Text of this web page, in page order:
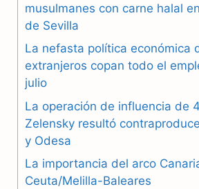
b
o
o
g
a
s
p
musulmanes con carne halal
de Sevilla
La nefasta política económica
extranjeros copan todo el
julio
La operación de influencia de
Zelensky resultó
y Odesa
La importancia del arco
Ceuta/Melilla-Baleares